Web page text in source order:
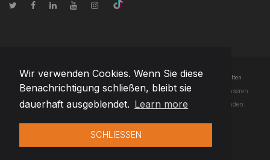
Wir verwenden Cookies. Wenn Sie diese
Benachrichtigung schließen, bleibt sie
dauerhaft ausgeblendet. Learn more
SCHLIESSEN
© Urheberrecht2026 Team Extension AG Schweiz- Alle Rechte vorbehalten
Changelog● Durch die Nutzung dieser Website erklären Sie sich mit unseren
Nutzungsbedingungen und unserer Datenschutzerklärung einverstanden.